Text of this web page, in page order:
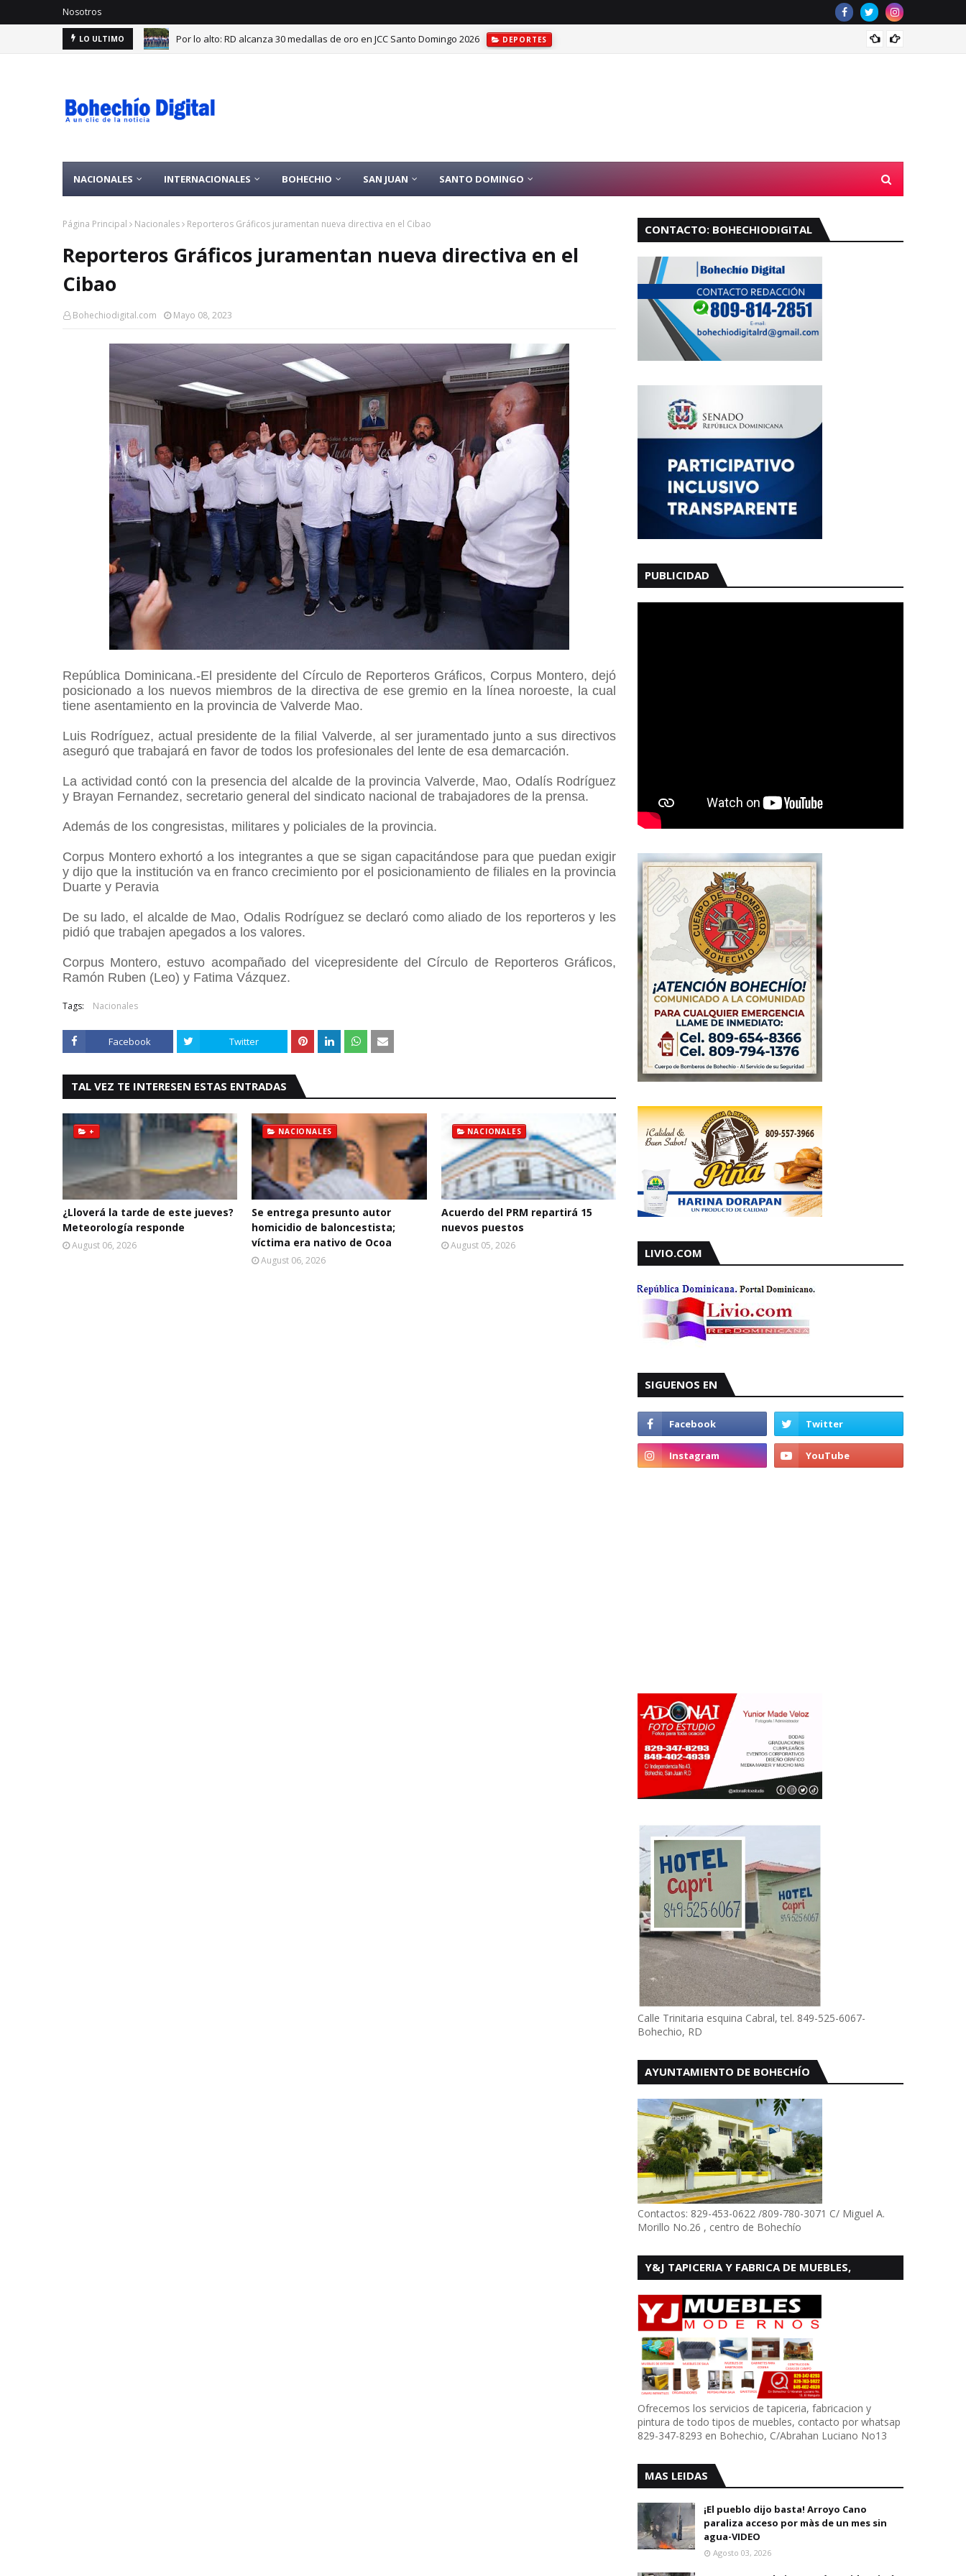
Nosotros
LO ULTIMO Por lo alto: RD alcanza 30 medallas de oro en JCC Santo Domingo 2026 DEPORTES
NACIONALES INTERNACIONALES BOHECHIO SAN JUAN SANTO DOMINGO
Página Principal Nacionales Reporteros Gráficos juramentan nueva directiva en el Cibao
Reporteros Gráficos juramentan nueva directiva en el
Cibao
Bohechiodigital.com Mayo 08, 2023
República Dominicana.-El presidente del Círculo de Reporteros Gráficos, Corpus Montero, dejó
posicionado a los nuevos miembros de la directiva de ese gremio en la línea noroeste, la cual
tiene asentamiento en la provincia de Valverde Mao.
Luis Rodríguez, actual presidente de la filial Valverde, al ser juramentado junto a sus directivos
aseguró que trabajará en favor de todos los profesionales del lente de esa demarcación.
La actividad contó con la presencia del alcalde de la provincia Valverde, Mao, Odalís Rodríguez
y Brayan Fernandez, secretario general del sindicato nacional de trabajadores de la prensa.
Además de los congresistas, militares y policiales de la provincia.
Corpus Montero exhortó a los integrantes a que se sigan capacitándose para que puedan exigir
y dijo que la institución va en franco crecimiento por el posicionamiento de filiales en la provincia
Duarte y Peravia
De su lado, el alcalde de Mao, Odalis Rodríguez se declaró como aliado de los reporteros y les
pidió que trabajen apegados a los valores.
Corpus Montero, estuvo acompañado del vicepresidente del Círculo de Reporteros Gráficos,
Ramón Ruben (Leo) y Fatima Vázquez.
Tags: Nacionales
Facebook Twitter
TAL VEZ TE INTERESEN ESTAS ENTRADAS
+
¿Lloverá la tarde de este jueves?
Meteorología responde
August 06, 2026
NACIONALES
Se entrega presunto autor
homicidio de baloncestista;
víctima era nativo de Ocoa
August 06, 2026
NACIONALES
Acuerdo del PRM repartirá 15
nuevos puestos
August 05, 2026
CONTACTO: BOHECHIODIGITAL
PUBLICIDAD
LIVIO.COM
SIGUENOS EN
Calle Trinitaria esquina Cabral, tel. 849-525-6067-
Bohechio, RD
AYUNTAMIENTO DE BOHECHÍO
Contactos: 829-453-0622 /809-780-3071 C/ Miguel A.
Morillo No.26 , centro de Bohechío
Y&J TAPICERIA Y FABRICA DE MUEBLES,
Ofrecemos los servicios de tapiceria, fabricacion y
pintura de todo tipos de muebles, contacto por whatsap
829-347-8293 en Bohechio, C/Abrahan Luciano No13
MAS LEIDAS
¡El pueblo dijo basta! Arroyo Cano
paraliza acceso por màs de un mes sin
agua-VIDEO
Agosto 03, 2026